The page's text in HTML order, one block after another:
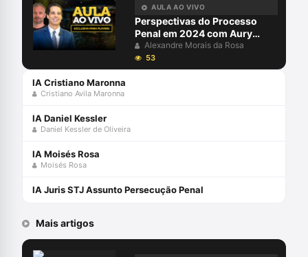
AULA AO VIVO
Perspectivas do Processo
Penal em 2024 com Aury
Lopes Jr e Alexandre Morais
da Rosa
Alexandre Morais da Rosa
53
IA Cristiano Maronna
Cristiano Avila Maronna
IA Daniel Kessler
Daniel Kessler de Oliveira
IA Moisés Rosa
Moisés Rosa
IA Juris STJ Assunto Persecução Penal
Mais artigos